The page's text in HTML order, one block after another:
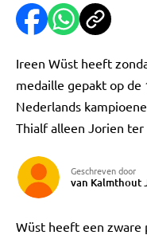
Ireen Wüst heeft
medaille gepakt op de
Nederlands
Thialf alleen Jorien
Geschreven door
van Kalmthout
Wüst heeft een zware